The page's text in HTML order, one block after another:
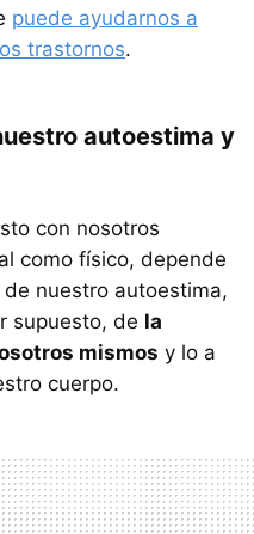
puede ayudarnos a
trastornos.
autoestima y
con nosotros
como físico, depende
nuestro autoestima,
supuesto, de la
mismos y lo a
cuerpo.